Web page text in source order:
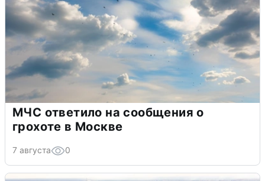
МЧС ответило на сообщения о
грохоте в Москве
7 августа 0